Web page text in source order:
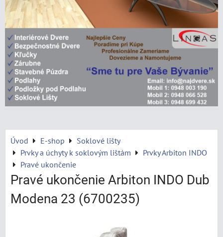
Úvod E-shop
Soklové lišty
Prvky a úchyty k soklovým lištám
Prvky Arbiton INDO
Pravé ukončenie
Pravé ukončenie Arbiton INDO Dub
Modena 23 (6700235)